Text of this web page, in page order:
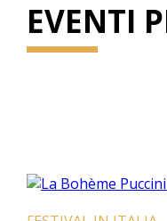
EVENTI